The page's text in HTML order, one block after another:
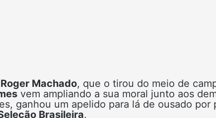
Roger Machado, que o tirou do meio de
vem ampliando a sua moral junto aos
ganhou um apelido para lá de ousado por
Brasileira.